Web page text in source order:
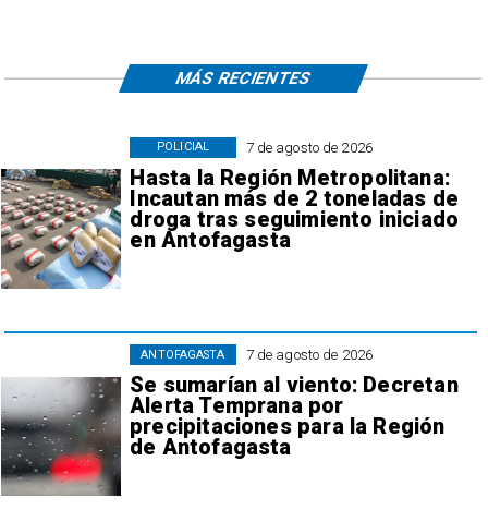
7 de agosto de 2026
Hasta la Región Metropolitana:
Incautan más de 2 toneladas de
droga tras seguimiento iniciado
en Antofagasta
POLICIAL
7 de agosto de 2026
Se sumarían al viento: Decretan
Alerta Temprana por
precipitaciones para la Región
de Antofagasta
ANTOFAGASTA
MÁS RECIENTES